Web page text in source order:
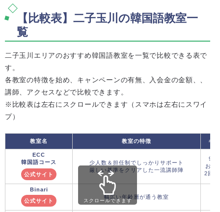
【比較表】二子玉川の韓国語教室一
覧
二子玉川エリアのおすすめ韓国語教室を一覧で比較できる表で
す。
各教室の特徴を始め、キャンペーンの有無、入会金の金額、、
講師、アクセスなどで比較できます。
※比較表は左右にスクロールできます（スマホは左右にスワイ
プ）
教室名 教室の特徴 キ
ECC
韓国語コース
公式サイト
少人数＆担任制でしっかりサポート
厳しい基準をクリアした一流講師陣
9月
おた
2回
Binari
公式サイト
幅広い年齢層が通う教室
スクロールできます